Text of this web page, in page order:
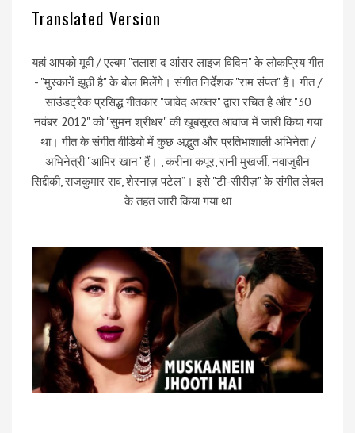
Translated Version
यहां आपको मूवी / एल्बम "तलाश द आंसर लाइज विदिन" के लोकप्रिय गीत
- "मुस्कानें झूठी है" के बोल मिलेंगे। संगीत निर्देशक "राम संपत" हैं। गीत /
साउंडट्रैक प्रसिद्ध गीतकार "जावेद अख्तर" द्वारा रचित है और "30
नवंबर 2012" को "सुमन श्रीधर" की खूबसूरत आवाज में जारी किया गया
था। गीत के संगीत वीडियो में कुछ अद्भुत और प्रतिभाशाली अभिनेता /
अभिनेत्री "आमिर खान" हैं। , करीना कपूर, रानी मुखर्जी, नवाजुद्दीन
सिद्दीकी, राजकुमार राव, शेरनाज़ पटेल”। इसे "टी-सीरीज़" के संगीत लेबल
के तहत जारी किया गया था